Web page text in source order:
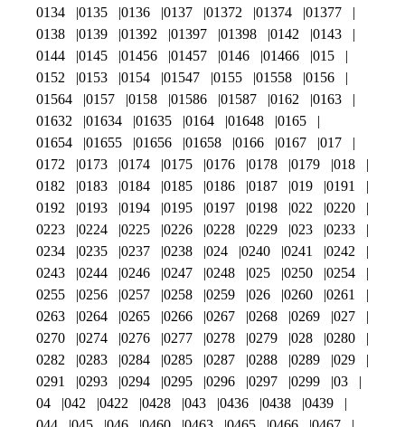
0134
0135 0136 0137 01372 01374
01377
0138
0139 01392 01397 01398 0142
0143
0144
0145 01456 01457 0146 01466
015
0152
0153 0154 01547 0155 01558
0156
01564
0157 0158 01586 01587 0162
0163
01632
01634 01635 0164 01648
0165
01654
01655 01656 01658 0166 0167
017
0172
0173 0174 0175 0176 0178 0179
018
0182
0183 0184 0185 0186 0187 019
0191
0192
0193 0194 0195 0197 0198 022
0220
0223
0224 0225 0226 0228 0229 023
0233
0234
0235 0237 0238 024 0240 0241
0242
0243
0244 0246 0247 0248 025 0250
0254
0255
0256 0257 0258 0259 026 0260
0261
0263
0264 0265 0266 0267 0268 0269
027
0270
0274 0276 0277 0278 0279 028
0280
0282
0283 0284 0285 0287 0288 0289
029
0291
0293 0294 0295 0296 0297 0299
03
04
042 0422 0428 043 0436 0438
0439